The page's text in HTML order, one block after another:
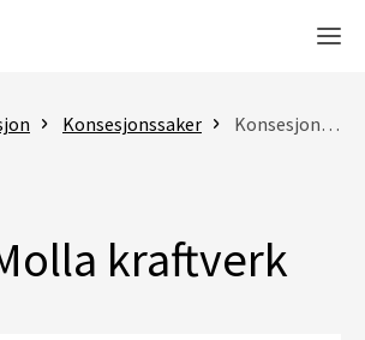
Konsesjonssaker Konsesjonssak
kraftverk